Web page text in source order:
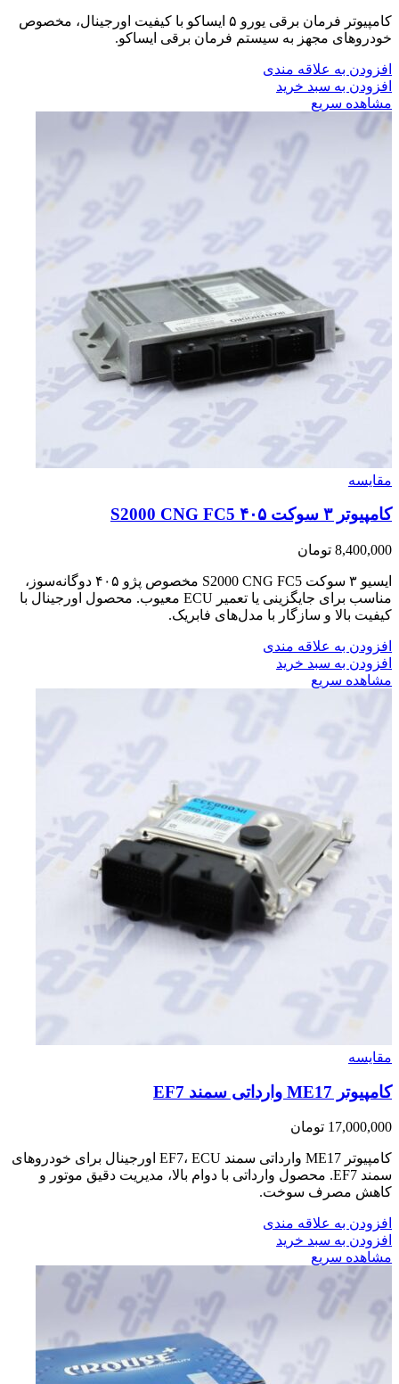
کامپیوتر فرمان برقی یورو ۵ ایساکو با کیفیت اورجینال، مخصوص
خودروهای مجهز به سیستم فرمان برقی ایساکو.
افزودن به علاقه مندی
افزودن به سبد خرید
مشاهده سریع
مقایسه
کامپیوتر ۳ سوکت S2000 CNG FC5 ۴۰۵
8,400,000 تومان
ایسیو ۳ سوکت S2000 CNG FC5 مخصوص پژو ۴۰۵ دوگانه‌سوز،
مناسب برای جایگزینی یا تعمیر ECU معیوب. محصول اورجینال با
کیفیت بالا و سازگار با مدل‌های فابریک.
افزودن به علاقه مندی
افزودن به سبد خرید
مشاهده سریع
مقایسه
کامپیوتر ME17 وارداتی سمند EF7
17,000,000 تومان
کامپیوتر ME17 وارداتی سمند EF7، ECU اورجینال برای خودروهای
سمند EF7. محصول وارداتی با دوام بالا، مدیریت دقیق موتور و
کاهش مصرف سوخت.
افزودن به علاقه مندی
افزودن به سبد خرید
مشاهده سریع